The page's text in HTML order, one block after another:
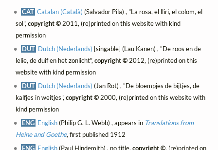
CAT Catalan (Català) (Salvador Pila) , "La rosa, el lliri, el colom, el
sol", copyright ©2011, (re)printed on this website with kind
permission
DUT Dutch (Nederlands) [singable] (Lau Kanen) , "De roos en de
lelie, de duif en het zonlicht",copyright ©2012, (re)printed on this
website with kind permission
DUT Dutch (Nederlands) (Jan Rot) , "De bloempjes de bijtjes, de
kalfjes in weitjes",copyright ©2000, (re)printed on this website with
kind permission
ENG English(Philip G. L. Webb) , appears in Translations from
Heine and Goethe, first published 1912
ENG English(Paul Hindemith) , no title,copyright ©, (re)printed on